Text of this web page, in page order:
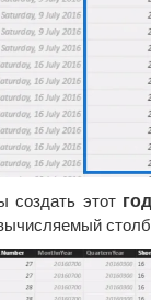
этот